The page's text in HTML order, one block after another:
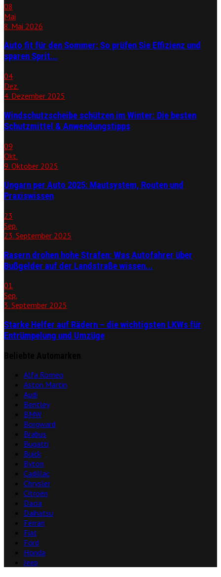
08
Mai
8. Mai 2026
Auto fit für den Sommer: So prüfen Sie Effizienz und
sparen Sprit...
04
Dez.
4. Dezember 2025
Windschutzscheibe schützen im Winter: Die besten
Schutzmittel & Anwendungstipps
09
Okt.
9. Oktober 2025
Ungarn per Auto 2025: Mautsystem, Routen und
Praxiswissen
23
Sep.
23. September 2025
Rasern drohen hohe Strafen: Was Autofahrer über
Bußgelder auf der Landstraße wissen...
01
Sep.
3. September 2025
Starke Helfer auf Rädern – die wichtigsten LKWs für
Entrümpelung und Umzüge
Alfa Romeo
Aston Martin
Audi
Bentley
BMW
Borgward
Brabus
Bugatti
Buick
Byton
Cadillac
Chrysler
Citroën
Dacia
Daihatsu
Ferrari
Fiat
Ford
Honda
Jeep